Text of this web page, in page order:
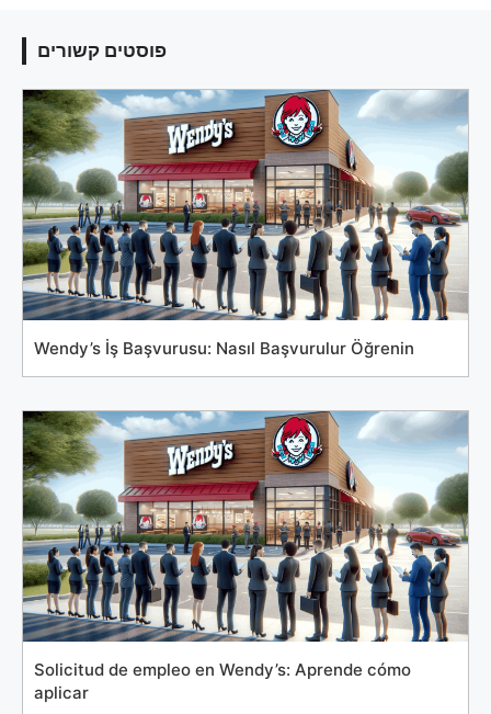
פוסטים קשורים
Wendy’s İş Başvurusu: Nasıl Başvurulur Öğrenin
Solicitud de empleo en Wendy’s: Aprende cómo
aplicar